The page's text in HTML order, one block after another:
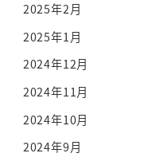
2025年2月
2025年1月
2024年12月
2024年11月
2024年10月
2024年9月